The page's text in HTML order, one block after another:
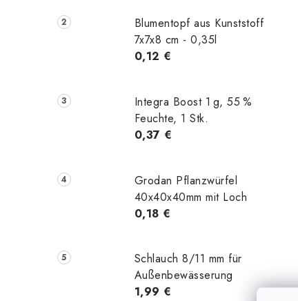
Blumentopf aus Kunststoff
7x7x8 cm - 0,35l
0,12 €
Integra Boost 1 g, 55 %
Feuchte, 1 Stk.
0,37 €
Grodan Pflanzwürfel
40x40x40mm mit Loch
0,18 €
Schlauch 8/11 mm für
Außenbewässerung
1,99 €